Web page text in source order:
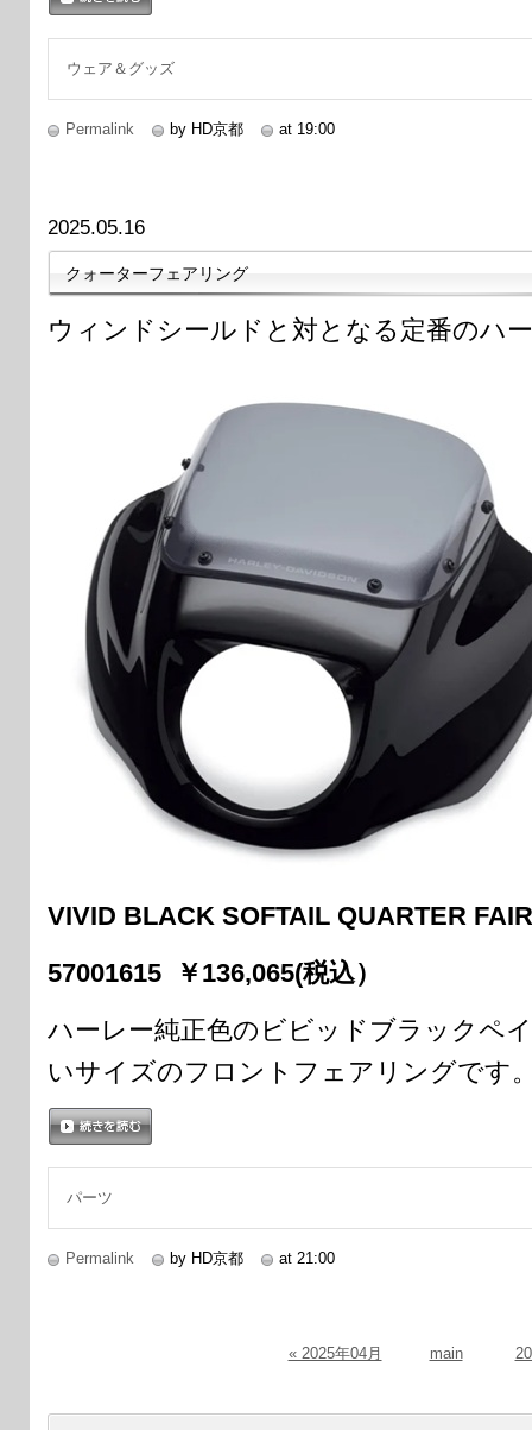
ウェア＆グッズ
Permalink by HD京都 at 19:00
2025.05.16
クォーターフェアリング
ウィンドシールドと対となる定番のハ
VIVID BLACK SOFTAIL QUARTER
57001615 ￥136,065(税込）
ハーレー純正色のビビッドブラックペ
いサイズのフロントフェアリングです
パーツ
Permalink by HD京都 at 21:00
« 2025年04月 main